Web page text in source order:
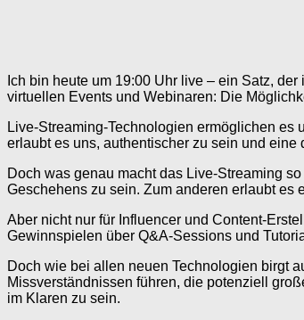
Ich bin heute um 19:00 Uhr live – ein Satz,
virtuellen Events und Webinaren: Die
Live-Streaming-Technologien ermöglichen
erlaubt es uns, authentischer zu sein und
Doch was genau macht das Live-Streaming
Geschehens zu sein. Zum anderen erlaubt es
Aber nicht nur für Influencer und Content-
Gewinnspielen über Q&A-Sessions und
Doch wie bei allen neuen Technologien birgt
Missverständnissen führen, die potenziell
im Klaren zu sein.